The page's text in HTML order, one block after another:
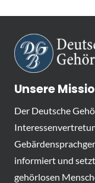
Unsere
Der Deutsche
informiert und
gehörlosen